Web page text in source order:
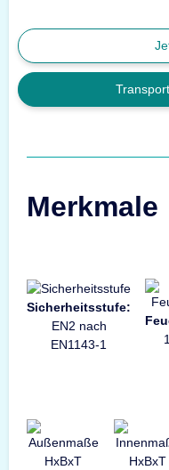
Merkmale
Sicherheitsstufe:
EN2 nach
EN1143-1